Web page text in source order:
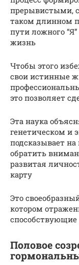
прерывистыми,
таком длинном
пути ложного
жизнь
Чтобы этого
свои истинные
это позволяет
Эта наука
генетическом и
подсказывает
обратить
развитая
карту
Это
котором
Половое